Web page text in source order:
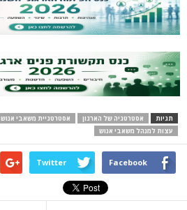
תגיות אסטרטגיה של הארגון אסטרטגיית משאבי אנוש
עצות למנהל משאבי אנוש
Facebook
Twitter